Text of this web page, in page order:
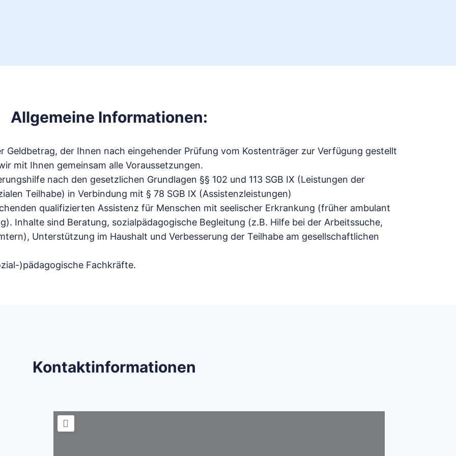
Allgemeine Informationen:
Geldbetrag, der Ihnen nach eingehender Prüfung vom Kostenträger zur Verfügung gestellt
mit Ihnen gemeinsam alle Voraussetzungen.
nach den gesetzlichen Grundlagen §§ 102 und 113 SGB IX (Leistungen der
Teilhabe) in Verbindung mit § 78 SGB IX (Assistenzleistungen)
qualifizierten Assistenz für Menschen mit seelischer Erkrankung (früher ambulant
Inhalte sind Beratung, sozialpädagogische Begleitung (z.B. Hilfe bei der Arbeitssuche,
Unterstützung im Haushalt und Verbesserung der Teilhabe am gesellschaftlichen
)pädagogische Fachkräfte.
Kontaktinformationen